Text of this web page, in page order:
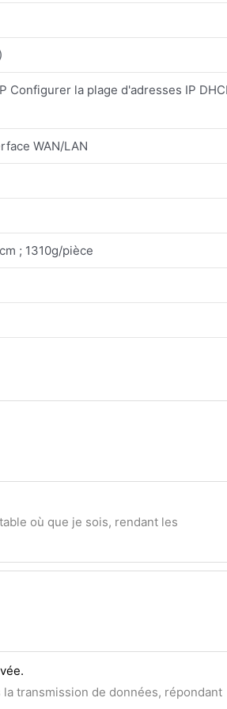
Configurer la plage d'adresses IP
WAN/LAN
; 1310g/pièce
où que je sois, rendant les
transmission de données, répondant